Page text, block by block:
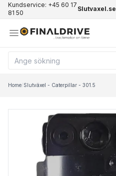
Kundservice: +45 60 17
81 50
Slutvaxel.se
Home/Slutväxel - Caterpillar - 301.5